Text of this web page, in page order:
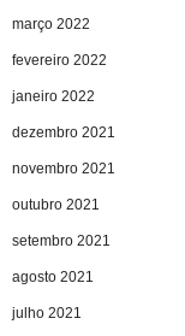
março 2022
fevereiro 2022
janeiro 2022
dezembro 2021
novembro 2021
outubro 2021
setembro 2021
agosto 2021
julho 2021